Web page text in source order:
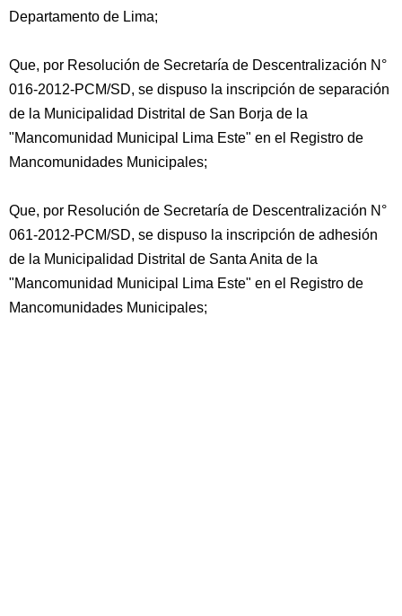
Departamento de Lima;
Que, por Resolución de Secretaría de Descentralización N°
016-2012-PCM/SD, se dispuso la inscripción de separación
de la Municipalidad Distrital de San Borja de la
"Mancomunidad Municipal Lima Este" en el Registro de
Mancomunidades Municipales;
Que, por Resolución de Secretaría de Descentralización N°
061-2012-PCM/SD, se dispuso la inscripción de adhesión
de la Municipalidad Distrital de Santa Anita de la
"Mancomunidad Municipal Lima Este" en el Registro de
Mancomunidades Municipales;